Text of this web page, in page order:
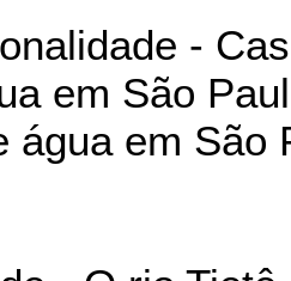
-
em São
água em São